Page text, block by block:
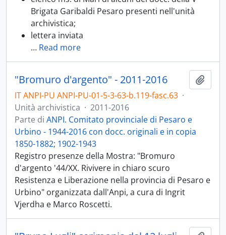
Brigata Garibaldi Pesaro presenti nell'unità
archivistica;
lettera inviata
… Read more
"Bromuro d'argento" - 2011-2016
IT ANPI-PU ANPI-PU-01-5-3-63-b.119-fasc.63 ·
Unità archivistica · 2011-2016
Parte di ANPI. Comitato provinciale di Pesaro e
Urbino - 1944-2016 con docc. originali e in copia
1850-1882; 1902-1943
Registro presenze della Mostra: "Bromuro
d'argento '44/XX. Rivivere in chiaro scuro
Resistenza e Liberazione nella provincia di Pesaro e
Urbino" organizzata dall'Anpi, a cura di Ingrit
Vjerdha e Marco Roscetti.